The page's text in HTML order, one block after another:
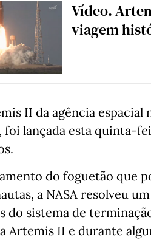
Vídeo.
viagem
II da agência
foi lançada esta quinta-
do foguetão que
a NASA resolveu
do sistema de
Artemis II e durante